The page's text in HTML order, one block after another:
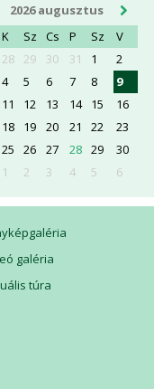
2026 augusztus
K Sz Cs P Sz
V
28 29 30 31 1
2
4 5 6 7 8
9
11 12 13 14 15
16
18 19 20 21 22
23
25 26 27 28 29
30
1 2 3 4 5 6
galéria
túra